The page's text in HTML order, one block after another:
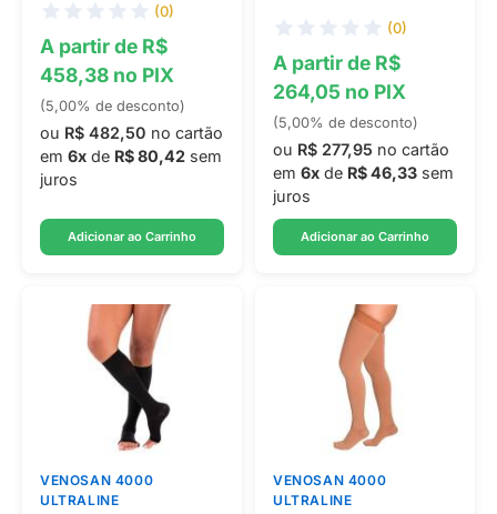
(0)
A partir de R$
458,38 no PIX
(5,00% de desconto)
ou R$ 482,50 no cartão
em 6x de R$ 80,42 sem
juros
Adicionar ao Carrinho
(0)
A partir de R$
264,05 no PIX
(5,00% de desconto)
ou R$ 277,95 no cartão
em 6x de R$ 46,33 sem
juros
Adicionar ao Carrinho
VENOSAN 4000
ULTRALINE
VENOSAN 4000
ULTRALINE